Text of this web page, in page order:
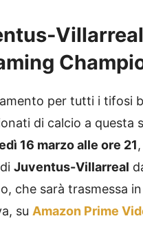
per tutti i tifosi
di calcio a questa
16 marzo alle ore 21
Juventus-Villarreal
che sarà trasmessa
su Amazon Prime